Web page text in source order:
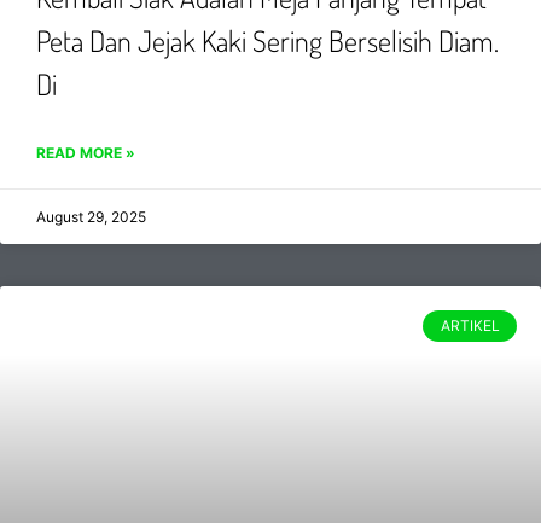
Peta Dan Jejak Kaki Sering Berselisih Diam.
Di
READ MORE »
August 29, 2025
ARTIKEL